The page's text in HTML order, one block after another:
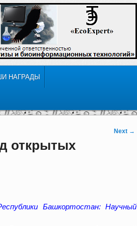
НАГРАДЫ
Next →
открытых
Башкортостан: Научный